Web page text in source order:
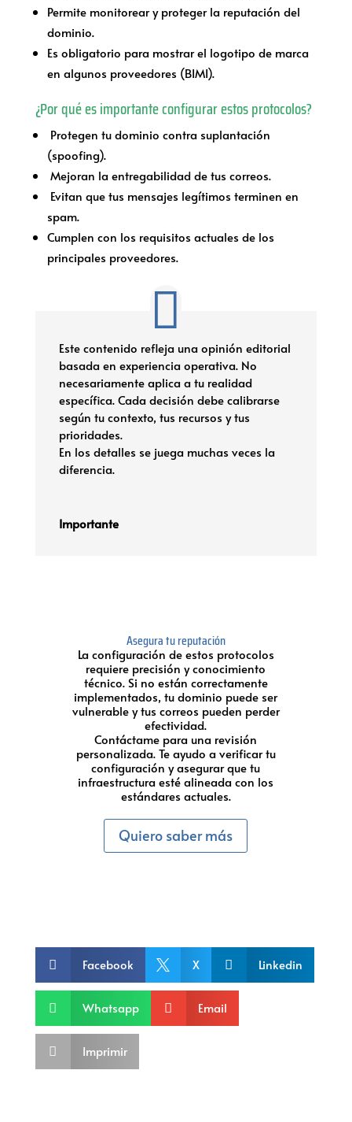
Permite monitorear y proteger la reputación del
dominio.
Es obligatorio para mostrar el logotipo de marca
en algunos proveedores (BIMI).
¿Por qué es importante configurar estos protocolos?
Protegen tu dominio contra suplantación
(spoofing).
Mejoran la entregabilidad de tus correos.
Evitan que tus mensajes legítimos terminen en
spam.
Cumplen con los requisitos actuales de los
principales proveedores.
Este contenido refleja una opinión editorial
basada en experiencia operativa. No
necesariamente aplica a tu realidad
específica. Cada decisión debe calibrarse
según tu contexto, tus recursos y tus
prioridades.
En los detalles se juega muchas veces la
diferencia.
Importante
Asegura tu reputación
La configuración de estos protocolos
requiere precisión y conocimiento
técnico. Si no están correctamente
implementados, tu dominio puede ser
vulnerable y tus correos pueden perder
efectividad.
Contáctame para una revisión
personalizada. Te ayudo a verificar tu
configuración y asegurar que tu
infraestructura esté alineada con los
estándares actuales.
Quiero saber más
 Facebook  X  Linkedin
 Whatsapp  Email
 Imprimir